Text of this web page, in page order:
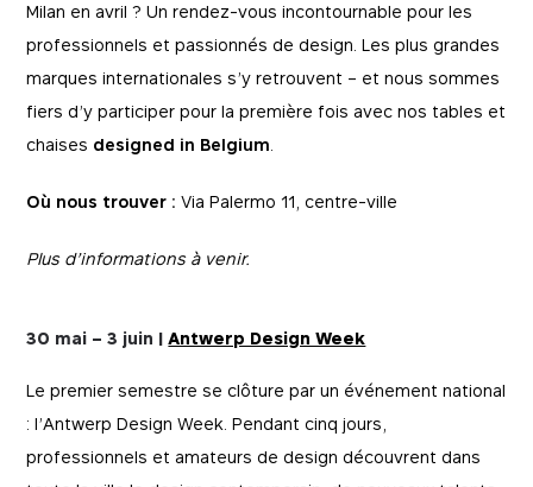
Milan en avril ? Un rendez-vous incontournable pour les
professionnels et passionnés de design. Les plus grandes
marques internationales s’y retrouvent – et nous sommes
fiers d’y participer pour la première fois avec nos tables et
chaises designed in Belgium
Où nous trouver : Via Palermo 11, centre-ville
Plus d’informations à venir.
30 mai – 3 juin |Antwerp Design Week
Le premier semestre se clôture par un événement national
: l’Antwerp Design Week. Pendant cinq jours,
professionnels et amateurs de design découvrent dans
réponse à des actions que vous entreprenez et
qui constituent une demande de services, comme
confidentialité, la connexion ou le remplissage de
formulaires. Vous pouvez configurer votre
navigateur de manière à bloquer ces cookies ou à
en être informé, mais certaines parties du site
web peuvent en être affectées. Ces cookies ne
stockent aucune information d’identification
personnelle.
En utilisant ces cookies, nous sommes en mesure
Nous pouvons également mesurer leur efficacité.
_fbp
Performance
Ces cookies nous permettent de savoir combien
de personnes visitent nos sites web et à partir de
quelles sources elles arrivent sur nos sites web. Ils
nous aident à comprendre quelles (parties) de nos
sites web sont populaires et comment les visiteurs
Accepter tout